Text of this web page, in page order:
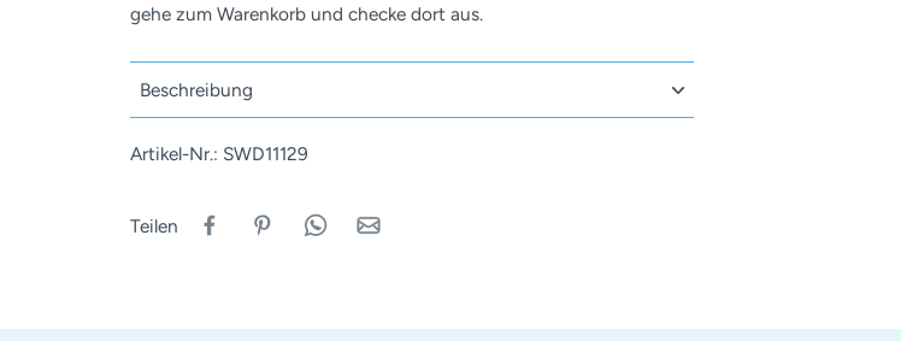
gehe zum Warenkorb und checke dort aus.
Beschreibung
Artikel-Nr.: SWD11129
Teilen